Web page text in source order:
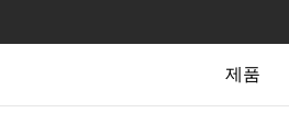
제품